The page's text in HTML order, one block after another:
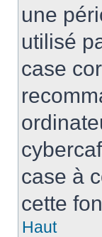
une
utilisé
case
case à
cette
Haut